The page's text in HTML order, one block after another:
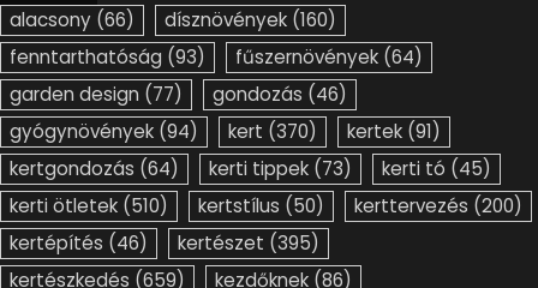
alacsony (66) dísznövények (160)
fenntarthatóság (93) fűszernövények (64)
garden design (77) gondozás (46)
gyógynövények (94) kert (370) kertek (91)
kertgondozás (64) kerti tippek (73) kerti tó (45)
kerti ötletek (510) kertstílus (50) kerttervezés (200)
kertépítés (46) kertészet (395)
kertészkedés (659) kezdőknek (86)